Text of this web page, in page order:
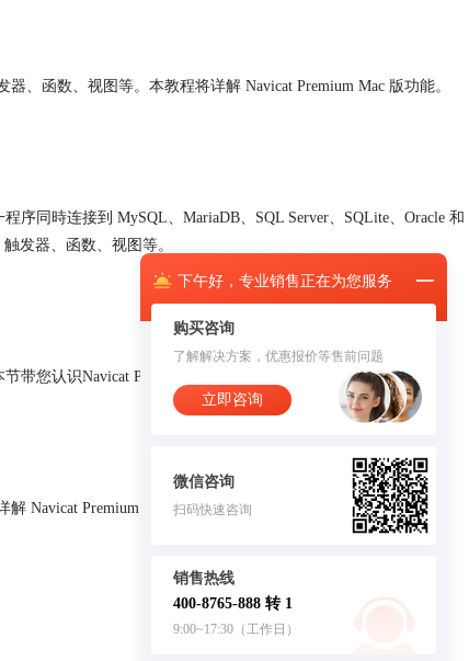
下午好， 专业销售正在为您服务
购买咨询
了解解决方案，优惠报价等售前问题
立即咨询
微信咨询
扫码快速咨询
销售热线
400-8765-888 转 1
9:00~17:30（工作日）
器、函数、视图等。本教程将详解Navicat Premium Mac 版功能。
同時连接到 MySQL、MariaDB、SQL Server、SQLite、Oracle 和
发器、函数、视图等。
节带您认识Navicat Premium
解Navicat Premium 数据库设计器和报表。